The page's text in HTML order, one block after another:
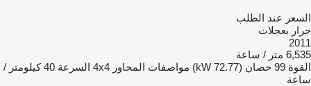
السعر عند الطلب
جرار بعجلات
2011
6,535 متر / ساعة
القوة 99 حصان (72.77 kW) مواصفات المحاور 4x4 السرعة
40 كيلومتر /
ساعة